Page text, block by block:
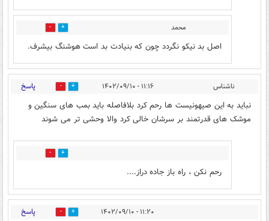
محمد 0
اصل بد نیکو نگردد چون که بنیادت بد است هوشنگ بیشرف.
ناشناس ۱۱:۱۶ - ۱۴۰۲/۰۹/۱۰ 5 پاسخ
نباید به این صیهونیست ها رحم کرد بلافاصله باید بمب های سنگین و
موشک های قدرتمند بر سرشان خالی کرد والا وحشی تر می شوند
0
رحم نکن ، راه باز جاده دراز....
۱۱:۲۰ - ۱۴۰۲/۰۹/۱۰ 3 پاسخ